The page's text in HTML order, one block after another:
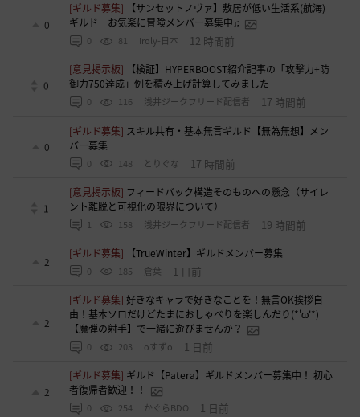
0
[ギルド募集]
【サンセットノヴァ】敷居が低い生活系(航海)
ギルド お気楽に冒険メンバー募集中♫
0 81 Iroly-日本 12 時間前
0
[意見掲示板]
【検証】HYPERBOOST紹介記事の「攻撃力+防
御力750達成」例を積み上げ計算してみました
0 116 浅井ジークフリード配信者 17 時間前
0
[ギルド募集] スキル共有・基本無言ギルド【無為無想】メン
バー募集
0 148 とりぐな 17 時間前
1
[意見掲示板] フィードバック構造そのものへの懸念（サイレ
ント離脱と可視化の限界について）
1 158 浅井ジークフリード配信者 19 時間前
2
[ギルド募集] 【TrueWinter】ギルドメンバー募集
0 185 倉葉 1 日前
2
[ギルド募集]好きなキャラで好きなことを！無言OK挨拶自
由！基本ソロだけどたまにおしゃべりを楽しんだり(*'ω'*)
【魔弾の射手】で一緒に遊びませんか？
0 203 oすずo 1 日前
2
[ギルド募集] ギルド【Patera】ギルドメンバー募集中！ 初心
者復帰者歓迎！！
0 254 かぐらBDO 1 日前